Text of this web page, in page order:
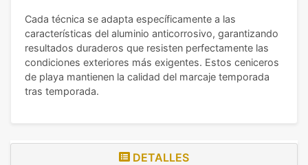
Cada técnica se adapta específicamente a las
características del aluminio anticorrosivo, garantizando
resultados duraderos que resisten perfectamente las
condiciones exteriores más exigentes. Estos ceniceros
de playa mantienen la calidad del marcaje temporada
tras temporada.
DETALLES